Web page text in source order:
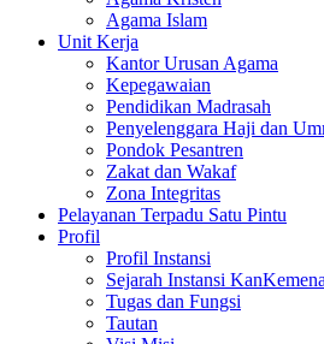
Agama Islam
Unit Kerja
Kantor Urusan Agama
Kepegawaian
Pendidikan Madrasah
Penyelenggara Haji dan
Pondok Pesantren
Zakat dan Wakaf
Zona Integritas
Pelayanan Terpadu Satu Pintu
Profil
Profil Instansi
Sejarah Instansi
Tugas dan Fungsi
Tautan